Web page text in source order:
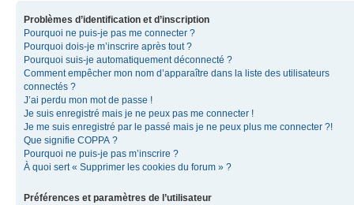
Problèmes d’identification et d’inscription
Pourquoi ne puis-je pas me connecter ?
Pourquoi dois-je m’inscrire après tout ?
Pourquoi suis-je automatiquement déconnecté ?
Comment empêcher mon nom d’apparaître dans la liste des utilisateurs
connectés ?
J’ai perdu mon mot de passe !
Je suis enregistré mais je ne peux pas me connecter !
Je me suis enregistré par le passé mais je ne peux plus me connecter ?!
Que signifie COPPA ?
Pourquoi ne puis-je pas m’inscrire ?
À quoi sert « Supprimer les cookies du forum » ?
Préférences et paramètres de l’utilisateur